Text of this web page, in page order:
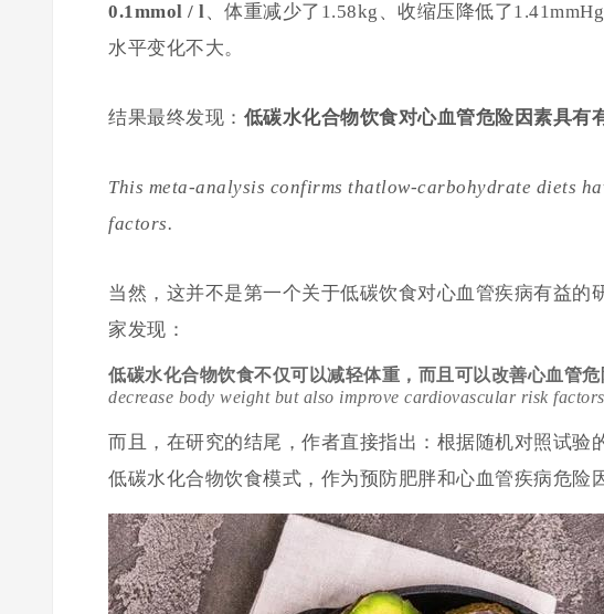
0.1mmol / l、体重减少了1.58kg、收缩压降低了1.41mmHg
水平变化不大。
结果最终发现： 低碳水化合物饮食对心血管危险因素具有
This meta-analysis confirms thatlow-carbohydrate diets
factors.
当然，这并不是第一个关于低碳饮食对心血管疾病有益的
家发现：
低碳水化合物饮食不仅可以减轻体重，而且可以改善心血管
decrease body weight but also improve cardiovascular risk
而且，在研究的结尾，作者直接指出：根据随机对照试验
低碳水化合物饮食模式，作为预防肥胖和心血管疾病危险